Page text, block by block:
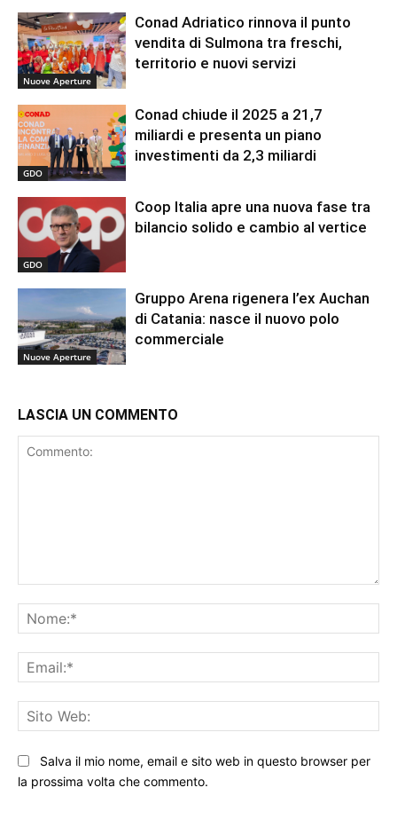
Nuove Aperture
Conad Adriatico rinnova il punto
vendita di Sulmona tra freschi,
territorio e nuovi servizi
GDO
Conad chiude il 2025 a 21,7
miliardi e presenta un piano
investimenti da 2,3 miliardi
GDO
Coop Italia apre una nuova fase tra
bilancio solido e cambio al vertice
Nuove Aperture
Gruppo Arena rigenera l’ex Auchan
di Catania: nasce il nuovo polo
commerciale
LASCIA UN COMMENTO
Salva il mio nome, email e sito web in questo browser per
la prossima volta che commento.